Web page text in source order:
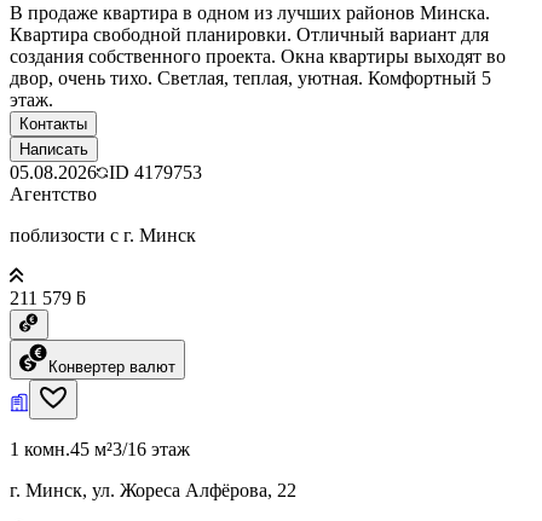
В продаже квартира в одном из лучших районов Минска.
Квартира свободной планировки. Отличный вариант для
создания собственного проекта. Окна квартиры выходят во
двор, очень тихо. Светлая, теплая, уютная. Комфортный 5
этаж.
Контакты
Написать
05.08.2026 ID 4179753
Агентство
поблизости с г. Минск
211 579 ƃ
Конвертер валют
1 комн.45 м²3/16 этаж
г. Минск, ул. Жореса Алфёрова, 22